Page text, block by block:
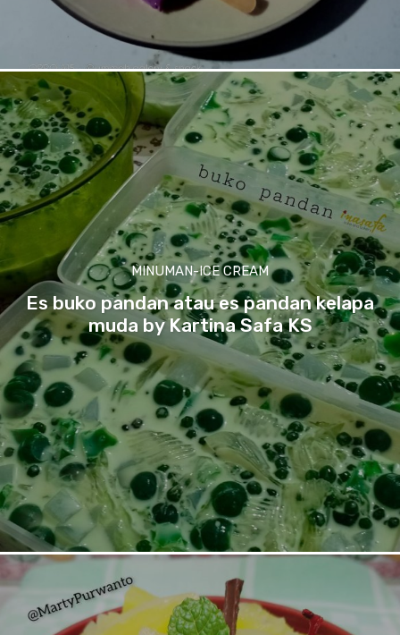
MINUMAN-ICE CREAM
Es buko pandan atau es pandan kelapa
muda by Kartina Safa KS